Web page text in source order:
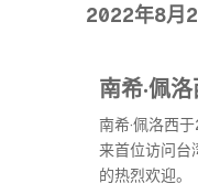
2022年8月
南希·佩
南希·佩洛西
来首位访问台
的热烈欢迎。